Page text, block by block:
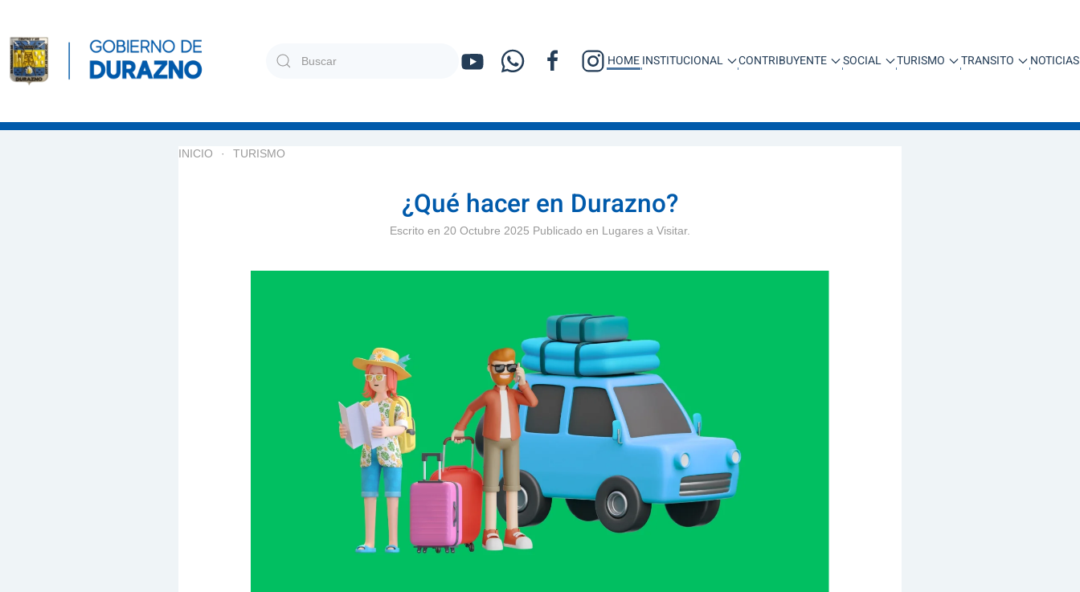
Skip to main content
HOMEINSTITUCIONAL CONTRIBUYENTE SOCIAL TURISMO TRANSITO NOTICIAS
INICIO TURISMO
¿Qué hacer en Durazno?
Escrito en 20 Octubre 2025 Publicado en Lugares a Visitar.